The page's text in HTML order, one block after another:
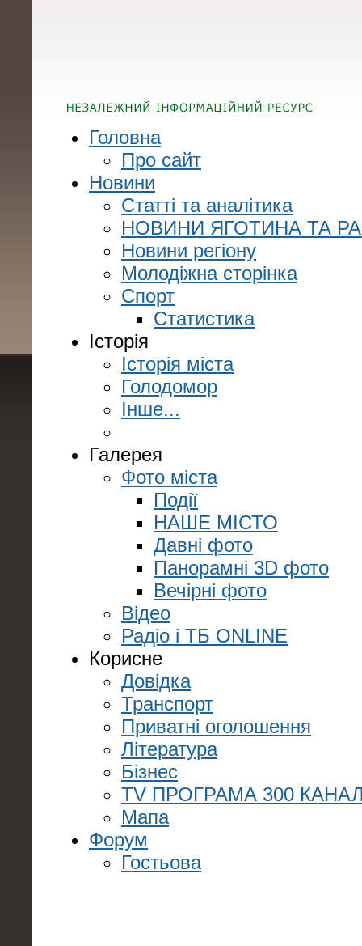
Головна
Про сайт
Новини
Статті та аналітика
НОВИНИ ЯГОТИНА ТА
Новини регіону
Молодіжна сторінка
Спорт
Статистика
Історія
Історія міста
Голодомор
Інше...
Галерея
Фото міста
Події
НАШЕ МІСТО
Давні фото
Панорамні 3D фото
Вечірні фото
Відео
Радіо і ТБ ONLINE
Корисне
Довідка
Транспорт
Приватні оголошення
Література
Бізнес
TV ПРОГРАМА 300
Мапа
Форум
Гостьова